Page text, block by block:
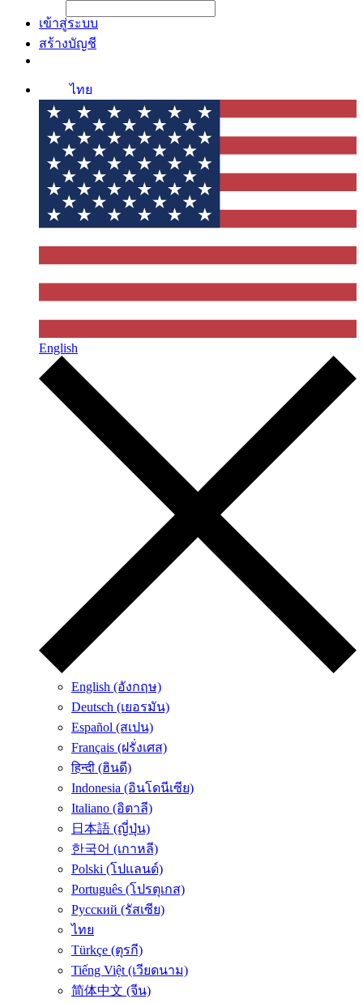
เข้าสู่ระบบ
สร้างบัญชี
ไทย
English
English (อังกฤษ)
Deutsch (เยอรมัน)
Español (สเปน)
Français (ฝรั่งเศส)
हिन्दी (ฮินดี)
Indonesia (อินโดนีเซีย)
Italiano (อิตาลี)
日本語 (ญี่ปุ่น)
한국어 (เกาหลี)
Polski (โปแลนด์)
Português (โปรตุเกส)
Русский (รัสเซีย)
ไทย
Türkçe (ตุรกี)
Tiếng Việt (เวียดนาม)
简体中文 (จีน)